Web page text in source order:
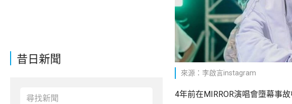
昔日新聞
來源：李啟言instagram
4年前在MIRROR演唱會墮幕事